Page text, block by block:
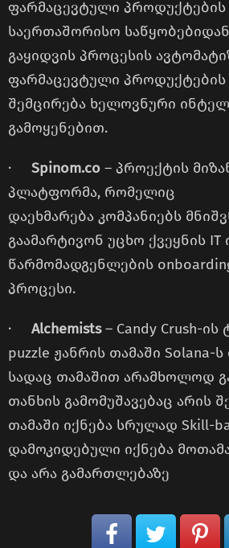
ფარმაცევტული
საერთაშორისო
გაყიდვის პროცესის
ფარმაცევტული პროდუქტების
შემცირება ხელოვნური
გამოყენებით.
· Spinom.co – პროექტის
პლატფორმა, რომელიც
დაეხმარება კომპანიებს
გაამარტივონ უცხო ქვეყნის
წარმომადგენლების
პროცესი.
· Alchemists– Candy Crush-ის
puzzle ჟანრის თამაში Solana-
სადაც თამაშით არამხოლოდ
თანხის გამომუშავებაც არის
თამაში იქნება სრულად Skill-
დამოკიდებული იქნება
და არა გამართლებაზე